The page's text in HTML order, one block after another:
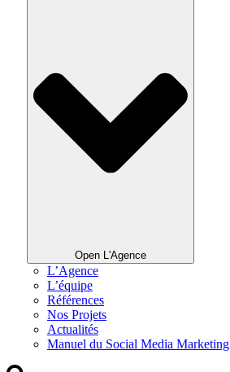
Open L'Agence
L’Agence
L’équipe
Références
Nos Projets
Actualités
Manuel du Social Media Marketing